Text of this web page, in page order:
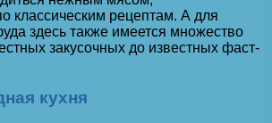
классическим рецептам. А для
здесь также имеется множество
закусочных до известных фаст-
кухня